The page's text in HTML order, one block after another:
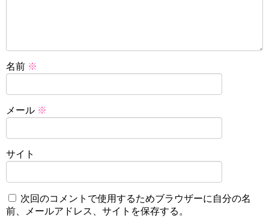
名前 ※
メール ※
サイト
次回のコメントで使用するためブラウザーに自分の名
前、メールアドレス、サイトを保存する。